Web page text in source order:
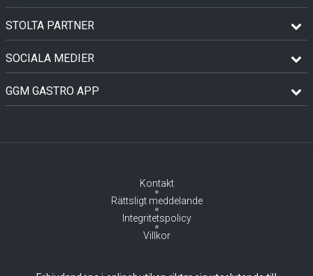
STOLTA PARTNER
SOCIALA MEDIER
GGM GASTRO APP
Kontakt
Rättsligt meddelande
Integritetspolicy
Villkor